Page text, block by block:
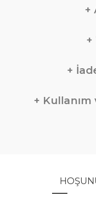
Kullanım